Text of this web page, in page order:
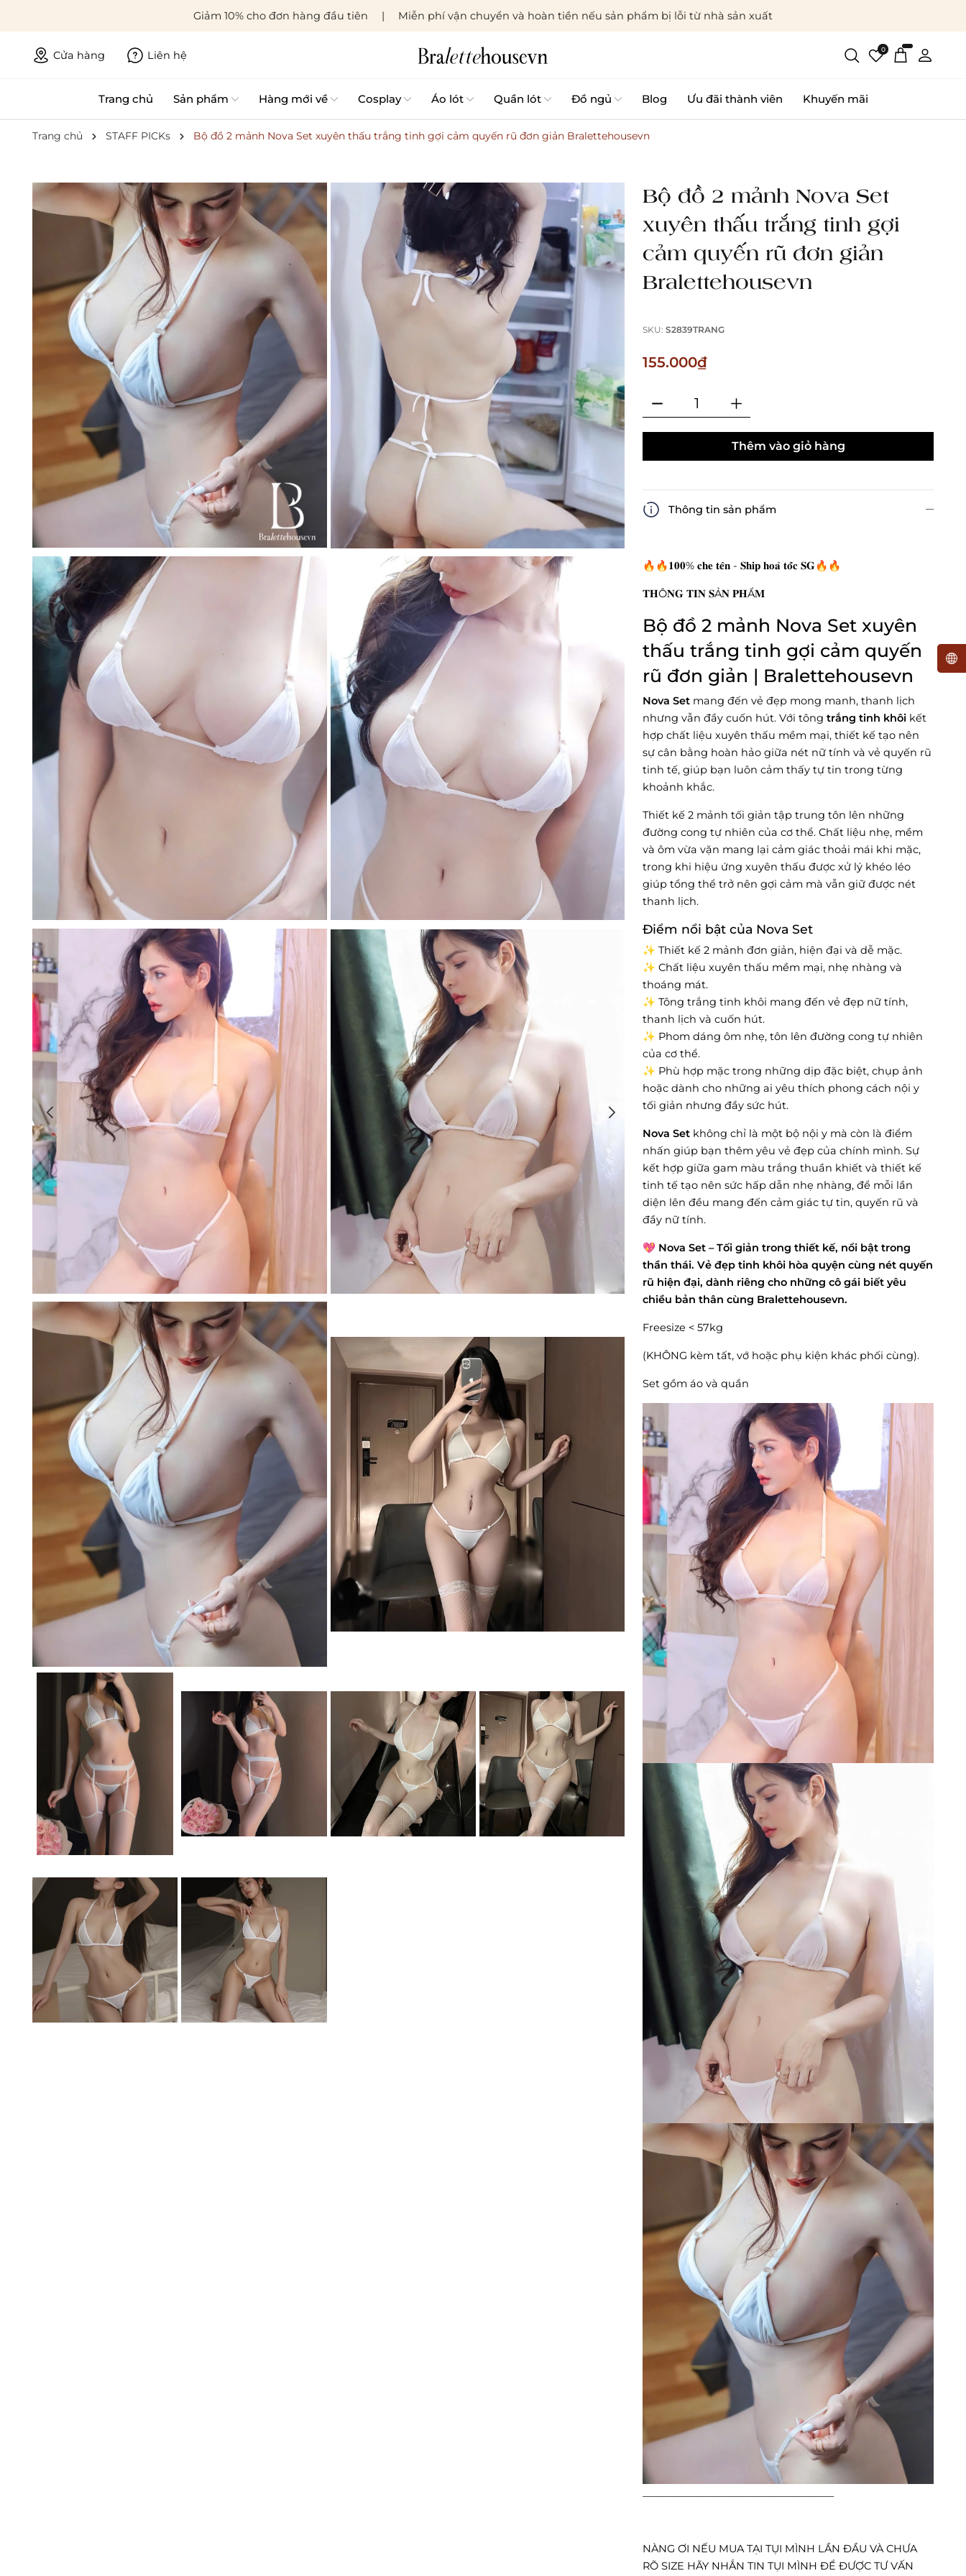
Giảm 10% cho đơn hàng đầu tiên Miễn phí vận chuyển và hoàn tiền nếu sản phẩm bị lỗi từ nhà sản xuất
Cửa hàng Liên hệ 0
Trang chủ Sản phẩm Hàng mới về Cosplay Áo lót Quần lót Đồ ngủ Blog Ưu đãi thành viên Khuyến mãi
Trang chủ STAFF PICKs Bộ đồ 2 mảnh Nova Set xuyên thấu trắng tinh gợi cảm quyến rũ đơn giản Bralettehousevn
Bộ đồ 2 mảnh Nova Set
xuyên thấu trắng tinh gợi
cảm quyến rũ đơn giản
Bralettehousevn
SKU:S2839TRANG
155.000₫
Thêm vào giỏ hàng
Thông tin sản phẩm
🔥🔥𝟏𝟎𝟎% 𝐜𝐡𝐞 𝐭𝐞̂𝐧 - 𝐒𝐡𝐢𝐩 𝐡𝐨𝐚̉ 𝐭𝐨̂́𝐜 𝐒𝐆🔥🔥
𝐓𝐇Ô𝐍𝐆 𝐓𝐈𝐍 𝐒Ả𝐍 𝐏𝐇Ẩ𝐌
Bộ đồ 2 mảnh Nova Set xuyên
thấu trắng tinh gợi cảm quyến
rũ đơn giản | Bralettehousevn
Nova Set mang đến vẻ đẹp mong manh, thanh lịch
nhưng vẫn đầy cuốn hút. Với tôngtrắng tinh khôi kết
hợp chất liệu xuyên thấu mềm mại, thiết kế tạo nên
sự cân bằng hoàn hảo giữa nét nữ tính và vẻ quyến rũ
tinh tế, giúp bạn luôn cảm thấy tự tin trong từng
khoảnh khắc.
Thiết kế 2 mảnh tối giản tập trung tôn lên những
đường cong tự nhiên của cơ thể. Chất liệu nhẹ, mềm
và ôm vừa vặn mang lại cảm giác thoải mái khi mặc,
trong khi hiệu ứng xuyên thấu được xử lý khéo léo
giúp tổng thể trở nên gợi cảm mà vẫn giữ được nét
thanh lịch.
Điểm nổi bật của Nova Set
✨ Thiết kế 2 mảnh đơn giản, hiện đại và dễ mặc.
✨ Chất liệu xuyên thấu mềm mại, nhẹ nhàng và
thoáng mát.
✨ Tông trắng tinh khôi mang đến vẻ đẹp nữ tính,
thanh lịch và cuốn hút.
✨ Phom dáng ôm nhẹ, tôn lên đường cong tự nhiên
của cơ thể.
✨ Phù hợp mặc trong những dịp đặc biệt, chụp ảnh
hoặc dành cho những ai yêu thích phong cách nội y
tối giản nhưng đầy sức hút.
Nova Set không chỉ là một bộ nội y mà còn là điểm
nhấn giúp bạn thêm yêu vẻ đẹp của chính mình. Sự
kết hợp giữa gam màu trắng thuần khiết và thiết kế
tinh tế tạo nên sức hấp dẫn nhẹ nhàng, để mỗi lần
diện lên đều mang đến cảm giác tự tin, quyến rũ và
đầy nữ tính.
💖 Nova Set – Tối giản trong thiết kế, nổi bật trong
thần thái. Vẻ đẹp tinh khôi hòa quyện cùng nét quyến
rũ hiện đại, dành riêng cho những cô gái biết yêu
chiều bản thân cùng Bralettehousevn.
Freesize < 57kg
(KHÔNG kèm tất, vớ hoặc phụ kiện khác phối cùng).
Set gồm áo và quần
NÀNG ƠI NẾU MUA TẠI TỤI MÌNH LẦN ĐẦU VÀ CHƯA
RÕ SIZE HÃY NHẮN TIN TỤI MÌNH ĐỂ ĐƯỢC TƯ VẤN